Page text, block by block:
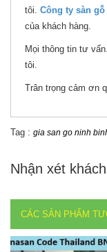
tôi. Công ty sàn gỗ
của khách hàng.
Mọi thông tin tư
tôi.
Trân trọng cảm ơn
Tag : gia san go ninh
Nhận xét
CÁC SẢN PHẨM